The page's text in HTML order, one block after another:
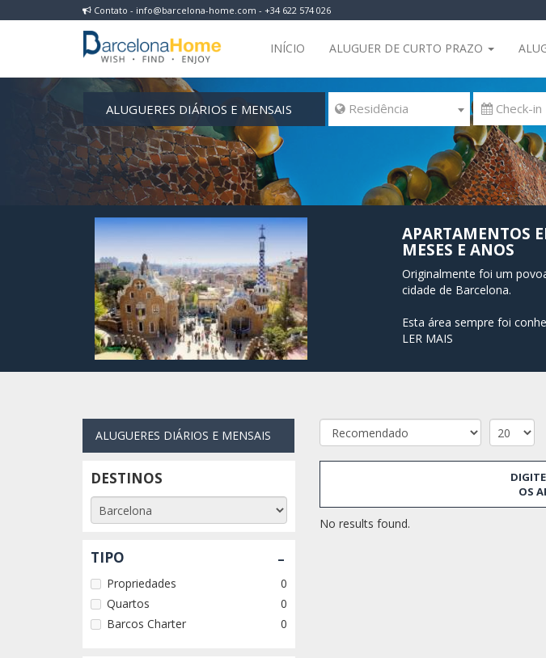
Contato - info@barcelona-home.com - +34 622 574 026
INÍCIO ALUGUER DE CURTO PRAZO
ALUGUERES DIÁRIOS E MENSAIS  Residência
APARTAMENTOS
MESES E ANOS
Originalmente foi um
cidade de Barcelona.
Esta área sempre foi
(tema que aparece no
mantém esta essência de
Vallcarca i els Penitents, El
LER MAIS
ALUGUERES DIÁRIOS E MENSAIS
DESTINOS
TIPO -
Propriedades
0
Quartos
0
Barcos Charter
0
OS
No results found.